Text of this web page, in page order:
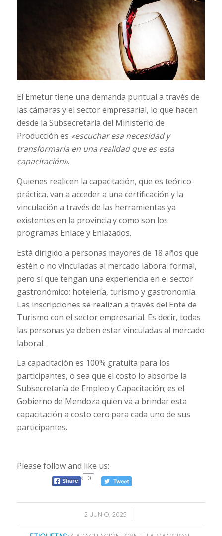
El Emetur tiene una demanda puntual a través de
las cámaras y el sector empresarial, lo que hacen
desde la Subsecretaría del Ministerio de
Producción es «escuchar esa necesidad y
transformarla en una realidad que es esta
capacitación».
Quienes realicen la capacitación, que es teórico-
práctica, van a acceder a una certificación y la
vinculación a través de las herramientas ya
existentes en la provincia y como son los
programas Enlace y Enlazados.
Está dirigido a personas mayores de 18 años que
estén o no vinculadas al mercado laboral formal,
pero sí que tengan una experiencia en el sector
gastronómico: hotelería, turismo y gastronomía.
Las inscripciones se realizan a través del Ente de
Turismo con el sector empresarial. Es decir, todas
las personas ya deben estar vinculadas al mercado
laboral.
La capacitación es 100% gratuita para los
participantes, o sea que el costo lo absorbe la
Subsecretaría de Empleo y Capacitación; es el
Gobierno de Mendoza quien va a brindar esta
capacitación a costo cero para cada uno de sus
participantes.
Please follow and like us:
0
2 JUNIO, 2025
/